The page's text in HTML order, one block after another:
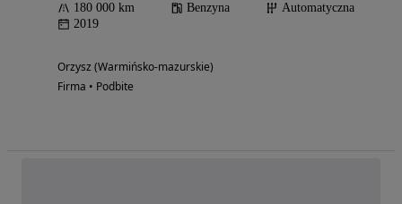
180 000 km Benzyna
Automatyczna
2019
Orzysz (Warmińsko-mazurskie)
Firma • Podbite